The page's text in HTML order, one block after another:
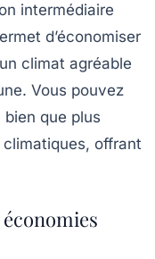
intermédiaire
d’économiser
climat agréable
Vous pouvez
que plus
offrant